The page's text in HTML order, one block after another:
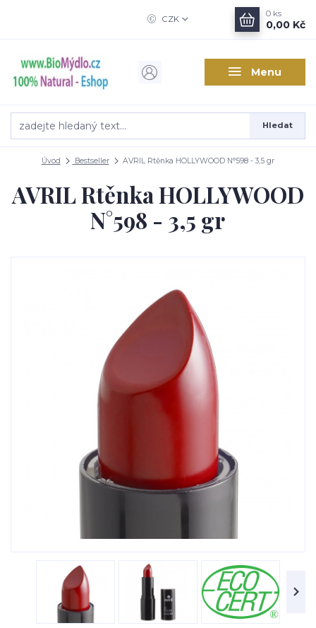
Menu
CZK
Hledat
0 ks
0,00 Kč
Úvod Bestseller AVRIL Rtěnka HOLLYWOOD N°598 - 3,5 gr
AVRIL Rtěnka HOLLYWOOD
N°598 - 3,5 gr